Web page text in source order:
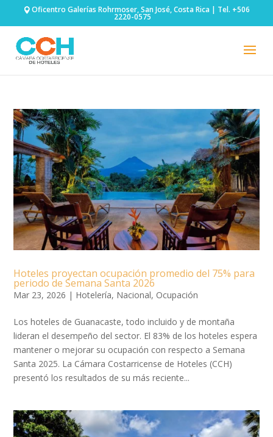
Oficentro Galerías Rohrmoser, San José, Costa Rica | Tel. +506
2220-0575
Hoteles proyectan ocupación promedio del 75% para
periodo de Semana Santa 2026
Mar 23, 2026 | Hotelería, Nacional, Ocupación
Los hoteles de Guanacaste, todo incluido y de montaña
lideran el desempeño del sector. El 83% de los hoteles espera
mantener o mejorar su ocupación con respecto a Semana
Santa 2025. La Cámara Costarricense de Hoteles (CCH)
presentó los resultados de su más reciente...